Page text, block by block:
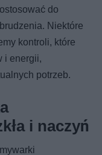
do
Niektóre
kontroli, które
i energii,
potrzeb.
i naczyń